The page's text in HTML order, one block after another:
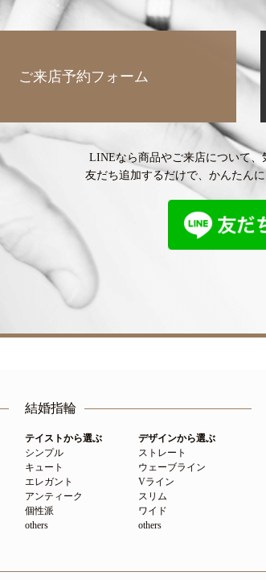
ご来店予約フォーム
LINEなら商品やご来店について、
友だち追加するだけで、 かんたん
結婚指輪
テイストから選ぶ
シンプル
キュート
エレガント
アンティーク
個性派
others
デザインから選ぶ
ストレート
ウェーブライン
Vライン
スリム
ワイド
others